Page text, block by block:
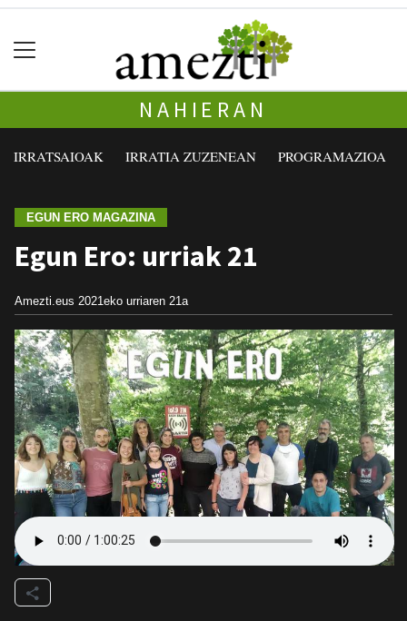
NAHIERAN
IRRATSAIOAK IRRATIA ZUZENEAN PROGRAMAZIOA
EGUN ERO MAGAZINA
Egun Ero: urriak 21
Amezti.eus 2021eko urriaren 21a